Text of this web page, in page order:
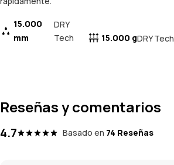
15.000
mm
DRY
Tech
15.000 gDRY Tech
Reseñas y comentarios
4.7 Basado en 74 Reseñas